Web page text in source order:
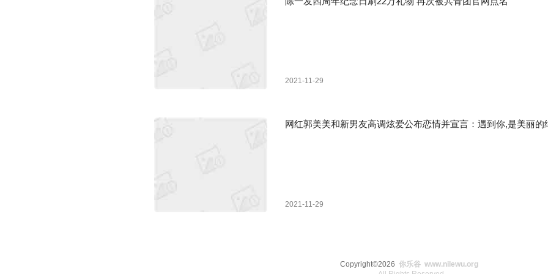
2021-11-29
网红郭美美和新男友高调炫爱公布恋情并宣言：遇到你,是美丽的
2021-11-29
Copyright©2026 你乐谷 www.nilewu.org